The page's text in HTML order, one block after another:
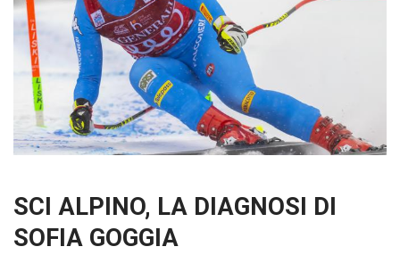
SCI ALPINO, LA DIAGNOSI DI
SOFIA GOGGIA